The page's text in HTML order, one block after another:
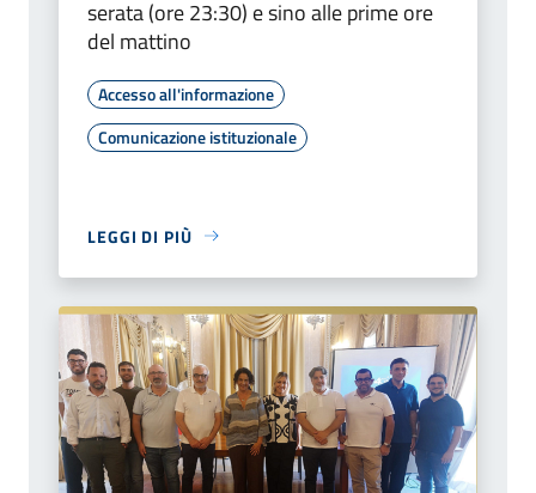
serata (ore 23:30) e sino alle prime ore
del mattino
Accesso all'informazione
Comunicazione istituzionale
LEGGI DI PIÙ